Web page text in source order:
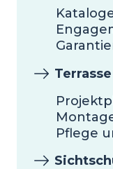
Terrasse
Pflege